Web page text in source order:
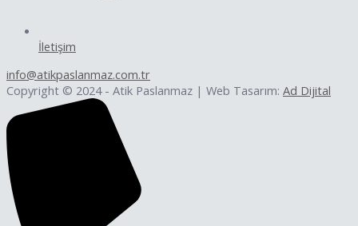
İletişim
info@atikpaslanmaz.com.tr
Copyright © 2024 - Atik Paslanmaz | Web Tasarım: Ad Dijital